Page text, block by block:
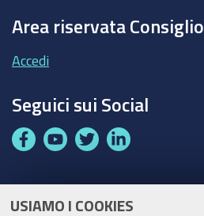
USIAMO I COOKIES
Area riservata Consiglio
Accedi
Seguici sui Social
F
e
Y
t
T
t
L
k